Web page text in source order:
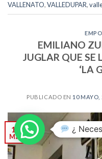
VALLENATO,VALLEDUPAR,
EMILIANO
JUGLAR QUE SE
‘LA
PUBLICADO EN 10 MAYO,
10
May
¿